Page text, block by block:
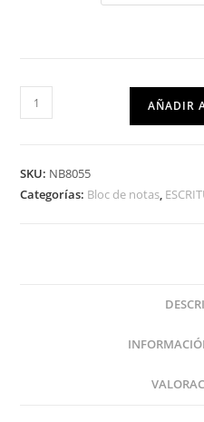
AÑADIR
SKU: NB8055
Categorías: Bloc de notas,